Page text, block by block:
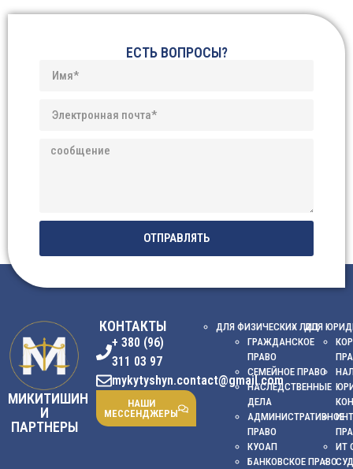
ЕСТЬ ВОПРОСЫ?
ОТПРАВЛЯТЬ
МИКИТИШИН
И
ПАРТНЕРЫ
КОНТАКТЫ
+ 380 (96)
311 03 97
mykytyshyn.contact@gmail.com
НАШИ
МЕССЕНДЖЕРЫ
ДЛЯ ФИЗИЧЕСКИХ ЛИЦ
ГРАЖДАНСКОЕ
ПРАВО
СЕМЕЙНОЕ ПРАВО
НАСЛЕДСТВЕННЫЕ
ДЕЛА
АДМИНИСТРАТИВНОЕ
ПРАВО
КУОАП
БАНКОВСКОЕ ПРАВО
ДЛЯ
ИТ